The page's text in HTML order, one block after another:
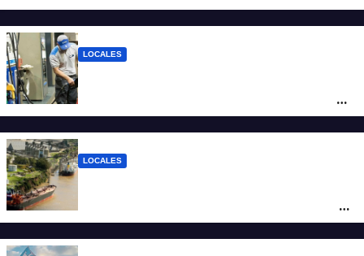
Santa Fe
LOCALES
ciudad de Santa Fe: la nafta súper superó
los $2.100 y llenar el tanque cuesta más
LOCALES
posicionar los puertos del sur de Santa Fe
como salida para las exportaciones